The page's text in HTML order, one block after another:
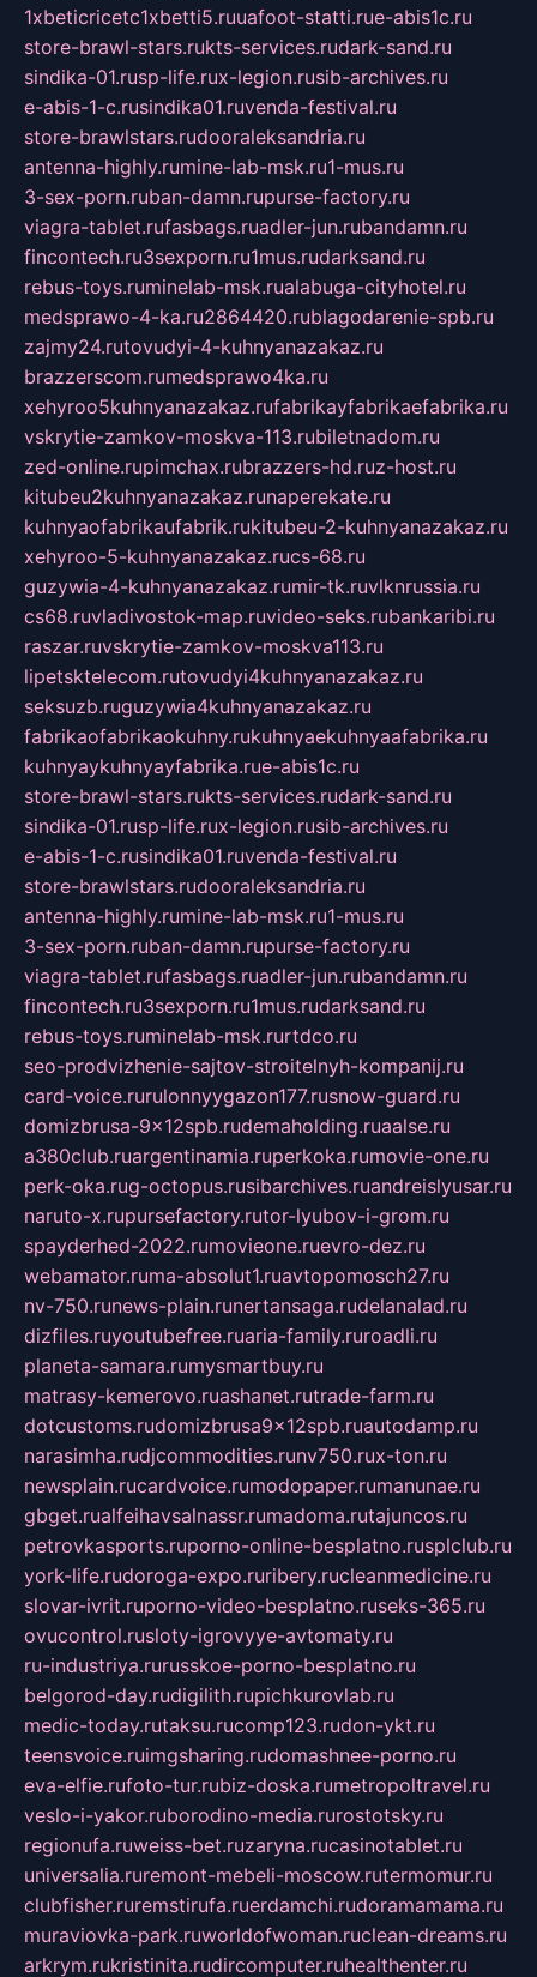
1xbeticricetc1xbetti5.ruuafoot-statti.rue-abis1c.ru
store-brawl-stars.rukts-services.rudark-sand.ru
sindika-01.rusp-life.rux-legion.rusib-archives.ru
e-abis-1-c.rusindika01.ruvenda-festival.ru
store-brawlstars.rudooraleksandria.ru
antenna-highly.rumine-lab-msk.ru1-mus.ru
3-sex-porn.ruban-damn.rupurse-factory.ru
viagra-tablet.rufasbags.ruadler-jun.rubandamn.ru
fincontech.ru3sexporn.ru1mus.rudarksand.ru
rebus-toys.ruminelab-msk.rualabuga-cityhotel.ru
medsprawo-4-ka.ru2864420.rublagodarenie-spb.ru
zajmy24.rutovudyi-4-kuhnyanazakaz.ru
brazzerscom.rumedsprawo4ka.ru
xehyroo5kuhnyanazakaz.rufabrikayfabrikaefabrika.ru
vskrytie-zamkov-moskva-113.rubiletnadom.ru
zed-online.rupimchax.rubrazzers-hd.ruz-host.ru
kitubeu2kuhnyanazakaz.runaperekate.ru
kuhnyaofabrikaufabrik.rukitubeu-2-kuhnyanazakaz.ru
xehyroo-5-kuhnyanazakaz.rucs-68.ru
guzywia-4-kuhnyanazakaz.rumir-tk.ruvlknrussia.ru
cs68.ruvladivostok-map.ruvideo-seks.rubankaribi.ru
raszar.ruvskrytie-zamkov-moskva113.ru
lipetsktelecom.rutovudyi4kuhnyanazakaz.ru
seksuzb.ruguzywia4kuhnyanazakaz.ru
fabrikaofabrikaokuhny.rukuhnyaekuhnyaafabrika.ru
kuhnyaykuhnyayfabrika.rue-abis1c.ru
store-brawl-stars.rukts-services.rudark-sand.ru
sindika-01.rusp-life.rux-legion.rusib-archives.ru
e-abis-1-c.rusindika01.ruvenda-festival.ru
store-brawlstars.rudooraleksandria.ru
antenna-highly.rumine-lab-msk.ru1-mus.ru
3-sex-porn.ruban-damn.rupurse-factory.ru
viagra-tablet.rufasbags.ruadler-jun.rubandamn.ru
fincontech.ru3sexporn.ru1mus.rudarksand.ru
rebus-toys.ruminelab-msk.rurtdco.ru
seo-prodvizhenie-sajtov-stroitelnyh-kompanij.ru
card-voice.rurulonnyygazon177.rusnow-guard.ru
domizbrusa-9x12spb.rudemaholding.ruaalse.ru
a380club.ruargentinamia.ruperkoka.rumovie-one.ru
perk-oka.rug-octopus.rusibarchives.ruandreislyusar.ru
naruto-x.rupursefactory.rutor-lyubov-i-grom.ru
spayderhed-2022.rumovieone.ruevro-dez.ru
webamator.ruma-absolut1.ruavtopomosch27.ru
nv-750.runews-plain.runertansaga.rudelanalad.ru
dizfiles.ruyoutubefree.ruaria-family.ruroadli.ru
planeta-samara.rumysmartbuy.ru
matrasy-kemerovo.ruashanet.rutrade-farm.ru
dotcustoms.rudomizbrusa9x12spb.ruautodamp.ru
narasimha.rudjcommodities.runv750.rux-ton.ru
newsplain.rucardvoice.rumodopaper.rumanunae.ru
gbget.rualfeihavsalnassr.rumadoma.rutajuncos.ru
petrovkasports.ruporno-online-besplatno.rusplclub.ru
york-life.rudoroga-expo.ruribery.rucleanmedicine.ru
slovar-ivrit.ruporno-video-besplatno.ruseks-365.ru
ovucontrol.rusloty-igrovyye-avtomaty.ru
ru-industriya.rurusskoe-porno-besplatno.ru
belgorod-day.rudigilith.rupichkurovlab.ru
medic-today.rutaksu.rucomp123.rudon-ykt.ru
teensvoice.ruimgsharing.rudomashnee-porno.ru
eva-elfie.rufoto-tur.rubiz-doska.rumetropoltravel.ru
veslo-i-yakor.ruborodino-media.rurostotsky.ru
regionufa.ruweiss-bet.ruzaryna.rucasinotablet.ru
universalia.ruremont-mebeli-moscow.rutermomur.ru
clubfisher.ruremstirufa.ruerdamchi.rudoramamama.ru
muraviovka-park.ruworldofwoman.ruclean-dreams.ru
arkrym.rukristinita.rudircomputer.ruhealthenter.ru